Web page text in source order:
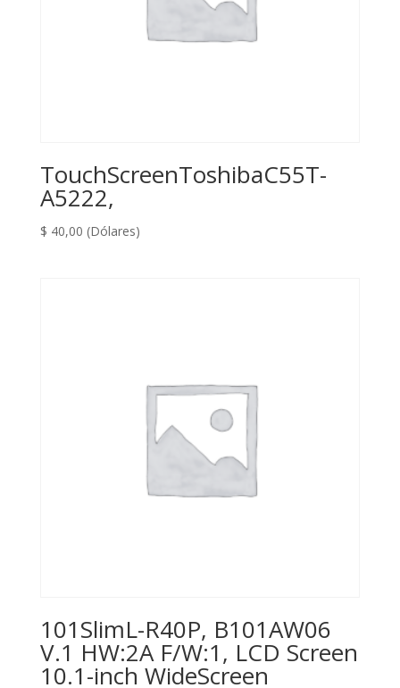
TouchScreenToshibaC55T-
A5222,
$ 40,00 (Dólares)
101SlimL-R40P, B101AW06
V.1 HW:2A F/W:1, LCD Screen
10.1-inch WideScreen